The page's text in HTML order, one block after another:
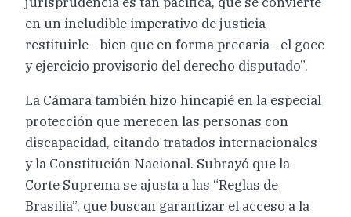
en un ineludible imperativo de justicia
restituirle –bien que en forma precaria– el goce
y ejercicio provisorio del derecho disputado”.
La Cámara también hizo hincapié en la especial
protección que merecen las personas con
discapacidad, citando tratados internacionales
y la Constitución Nacional. Subrayó que la
Corte Suprema se ajusta a las “Reglas de
Brasilia”, que buscan garantizar el acceso a la